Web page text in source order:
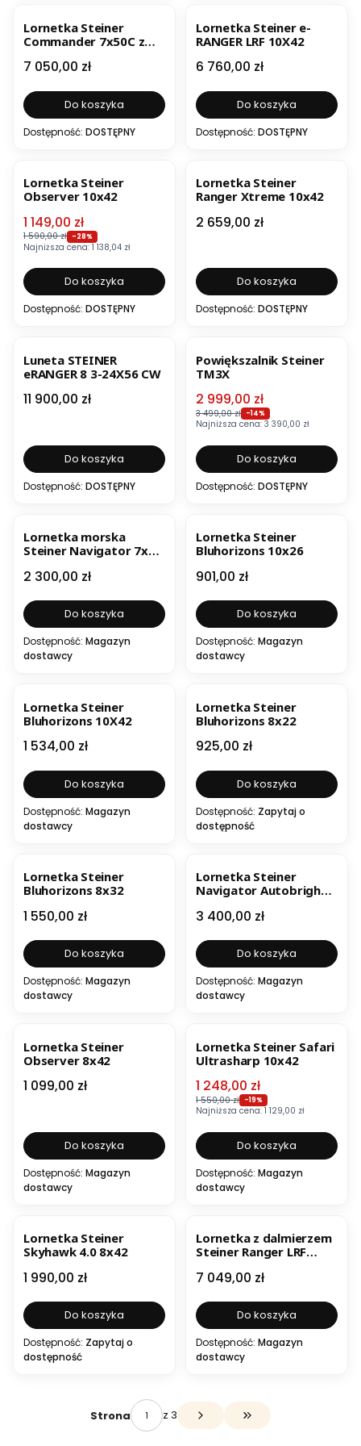
Lornetka Steiner
Commander 7x50C z
Cena
7 050,00 zł
Do koszyka
Dostępność: DOSTĘPNY
Lornetka Steiner e-
RANGER LRF 10X42
Cena
6 760,00 zł
Do koszyka
Dostępność: DOSTĘPNY
Lornetka Steiner
Observer 10x42
Cena promocyjna
1 149,00 zł
1 590,00 zł -28%
Najniższa cena: 1 138,04 zł
Do koszyka
Dostępność: DOSTĘPNY
Lornetka Steiner
Ranger Xtreme 10x42
Cena
2 659,00 zł
Do koszyka
Dostępność: DOSTĘPNY
Luneta STEINER
eRANGER 8 3-24X56 CW
Cena
11 900,00 zł
Do koszyka
Dostępność: DOSTĘPNY
Powiększalnik Steiner
TM3X
Cena promocyjna
2 999,00 zł
3 499,00 zł -14%
Najniższa cena: 3 390,00 zł
Do koszyka
Dostępność: DOSTĘPNY
Lornetka morska
Steiner Navigator 7x30
Cena
2 300,00 zł
Do koszyka
Dostępność: Magazyn
dostawcy
Lornetka Steiner
Bluhorizons 10x26
Cena
901,00 zł
Do koszyka
Dostępność: Magazyn
dostawcy
Lornetka Steiner
Bluhorizons 10X42
Cena
1 534,00 zł
Do koszyka
Dostępność: Magazyn
dostawcy
Lornetka Steiner
Bluhorizons 8x22
Cena
925,00 zł
Do koszyka
Dostępność: Zapytaj o
dostępność
Lornetka Steiner
Bluhorizons 8x32
Cena
1 550,00 zł
Do koszyka
Dostępność: Magazyn
dostawcy
Lornetka Steiner
Navigator Autobright
Cena
3 400,00 zł
Do koszyka
Dostępność: Magazyn
dostawcy
Lornetka Steiner
Observer 8x42
Cena
1 099,00 zł
Do koszyka
Dostępność: Magazyn
dostawcy
Lornetka Steiner Safari
Ultrasharp 10x42
Cena promocyjna
1 248,00 zł
1 550,00 zł -19%
Najniższa cena: 1 129,00 zł
Do koszyka
Dostępność: Magazyn
dostawcy
Lornetka Steiner
Skyhawk 4.0 8x42
Cena
1 990,00 zł
Do koszyka
Dostępność: Zapytaj o
dostępność
Lornetka z dalmierzem
Steiner Ranger LRF
Cena
7 049,00 zł
Do koszyka
Dostępność: Magazyn
dostawcy
Strona z 3 Przejdź do ostatniej